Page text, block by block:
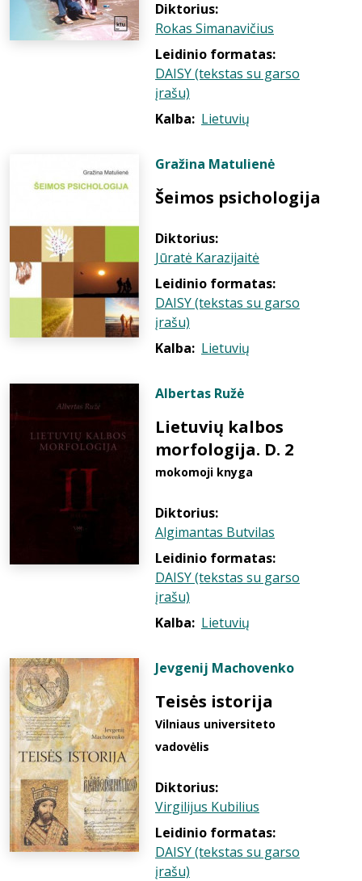
Diktorius:
Rokas Simanavičius
Leidinio formatas:
DAISY (tekstas su garso
įrašu)
Kalba: Lietuvių
Gražina Matulienė
Šeimos psichologija
Diktorius:
Jūratė Karazijaitė
Leidinio formatas:
DAISY (tekstas su garso
įrašu)
Kalba: Lietuvių
Albertas Ružė
Lietuvių kalbos
morfologija. D. 2
mokomoji knyga
Diktorius:
Algimantas Butvilas
Leidinio formatas:
DAISY (tekstas su garso
įrašu)
Kalba: Lietuvių
Jevgenij Machovenko
Teisės istorija
Vilniaus universiteto
vadovėlis
Diktorius:
Virgilijus Kubilius
Leidinio formatas:
DAISY (tekstas su garso
įrašu)